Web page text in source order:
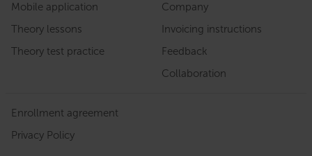
Mobile application
Theory lessons
Theory test practice
Company
Invoicing instructions
Feedback
Collaboration
Enrollment agreement
Privacy Policy